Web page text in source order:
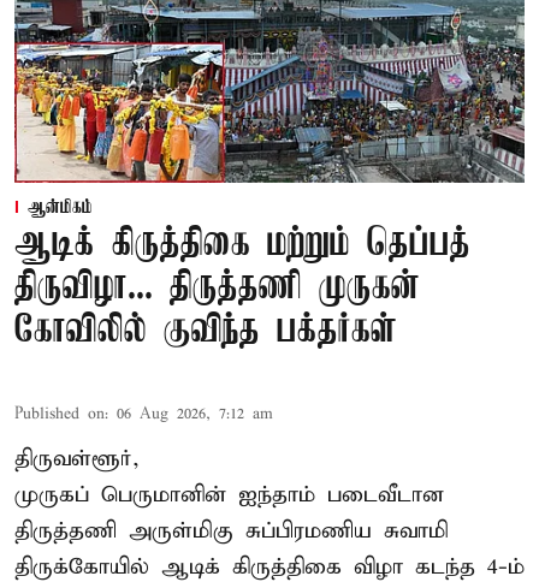
ஆன்மிகம்
ஆடிக் கிருத்திகை மற்றும் தெப்பத்
திருவிழா... திருத்தணி முருகன்
கோவிலில் குவிந்த பக்தர்கள்
Published on: 06 Aug 2026, 7:12 am
திருவள்ளூர்,
முருகப் பெருமானின் ஐந்தாம் படைவீடான
திருத்தணி அருள்மிகு சுப்பிரமணிய சுவாமி
திருக்கோயில் ஆடிக் கிருத்திகை விழா கடந்த 4-ம்